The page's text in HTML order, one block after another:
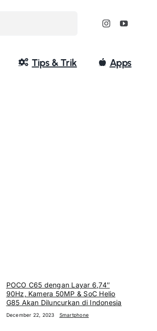
Tips & Trik Apps
POCO C65 dengan Layar 6,74″
90Hz, Kamera 50MP & SoC Helio
G85 Akan Diluncurkan di Indonesia
December 22, 2023 Smartphone